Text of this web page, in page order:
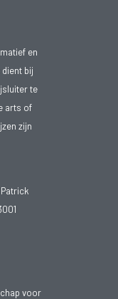
en
bij
te
arts of
zijn
Patrick
voor